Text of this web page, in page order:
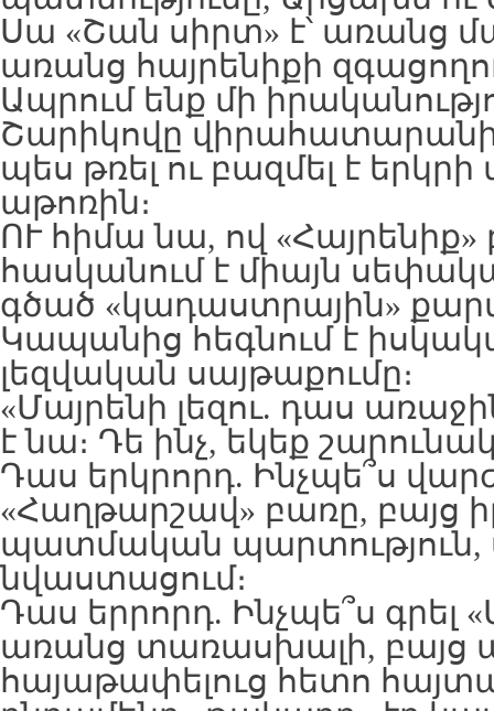
Սա «Շան սիրտ» է՝ առանց
առանց հայրենիքի
Ապրում ենք մի
Շարիկովը
պես թռել ու բազմել է
աթոռին։
ՈՒ հիմա նա, ով
հասկանում է միայն
գծած «կադաստրային»
Կապանից հեգնում է
լեզվական սայթաքումը։
«Մայրենի լեզու. դաս
է նա։ Դե ինչ, եկեք
Դաս երկրորդ. Ինչպե՞ս
«Հաղթարշավ» բառը, բայց
պատմական պարտություն,
նվաստացում։
Դաս երրորդ. Ինչպե՞ս գրել
առանց տառասխալի, բայց
հայաթափելուց հետո